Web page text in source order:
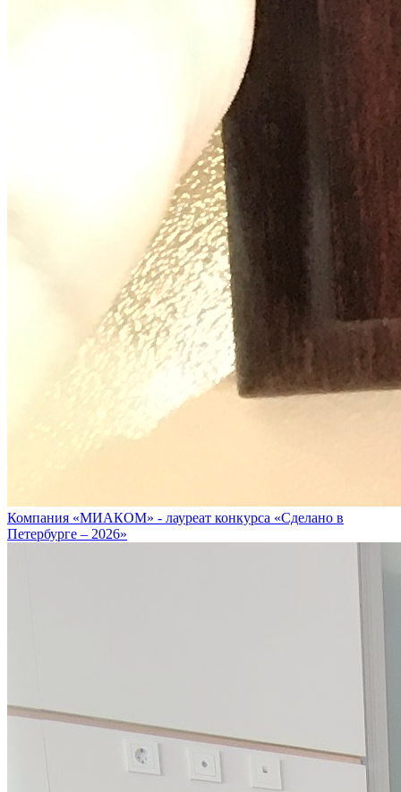
Компания «МИАКОМ» - лауреат конкурса «Сделано в
Петербурге – 2026»